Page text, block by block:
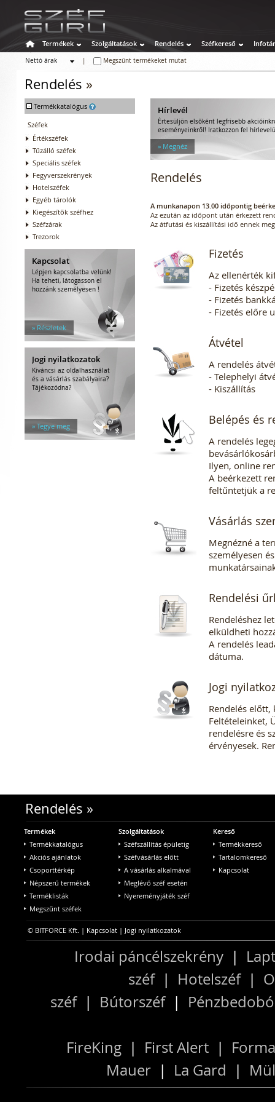
Termékek Szolgáltatások Rendelés Széfkereső Infotár
Nettó árak
Megszűnt termékeket mutat
Rendelés »
- Termékkatalógus
Széfek
Értékszéfek
Tűzálló széfek
Speciális széfek
Fegyverszekrények
Hotelszéfek
Egyéb tárolók
Kiegészítők széfhez
Széfzárak
Trezorok
Kapcsolat
Lépjen kapcsolatba velünk!
Ha teheti, látogasson el
hozzánk személyesen !
» Részletek
Jogi nyilatkozatok
Kiváncsi az oldalhasználat
és a vásárlás szabályaira?
Tájékozódna?
» Tegye meg
Hírlevél
Értesüljön elsőként legfrisebb
eseményeinkről! Iratkozzon fel
» Megnéz
Rendelés
A munkanapon 13.00 időpontig
Az ezután az időpont után érkezett
Az átfutási és kiszállítási idő ennek
Fizetés
Az ellenérték
- Fizetés
- Fizetés
- Fizetés előre
Átvétel
A rendelés
- Telephelyi
- Kiszállítás
Belépés és
A rendelés
Ilyen, online
A beérkezett
feltűntetjük a
Vásárlás
Megnézné a
személyesen
Rendelési
Rendeléshez
elküldheti
A rendelés
dátuma.
Jogi
Rendelés
Feltételeinket,
rendelésre és
érvényesek.
Rendelés »
Termékek
Termékkatalógus
Akciós ajánlatok
Csoporttérkép
Népszerű termékek
Terméklisták
Megszűnt széfek
Szolgáltatások
Széfszállítás épületig
Széfvásárlás előtt
A vásárlás alkalmával
Meglévő széf esetén
Nyereményjáték széf
Kereső
Termékkereső
Tartalomkereső
Kapcsolat
© BITFORCE Kft. | Kapcsolat | Jogi nyilatkozatok
Irodai páncélszekrény |
széf| Hotelszéf|
széf| Bútorszéf|
FireKing | First Alert |
Mauer | La Gard |